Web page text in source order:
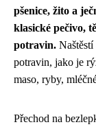
pšenice, žito a
klasické pečivo,
potravin.
potravin, jako je
maso, ryby,
Přechod na